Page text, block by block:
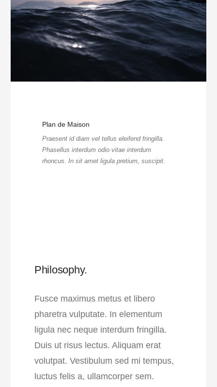
Plan de Maison
Praesent id diam vel tellus eleifend fringilla.
Phasellus interdum odio vitae interdum
rhoncus. In sit amet ligula pretium, suscipit.
Philosophy.
Fusce maximus metus et libero
pharetra vulputate. In elementum
ligula nec neque interdum fringilla.
Duis ut risus lectus. Aliquam erat
volutpat. Vestibulum sed mi tempus,
luctus felis a, ullamcorper sem.